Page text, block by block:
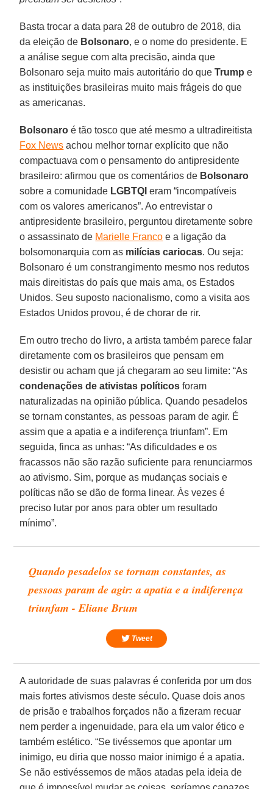
Basta trocar a data para 28 de outubro de 2018, dia
da eleição de Bolsonaro, e o nome do presidente. E
a análise segue com alta precisão, ainda que
Bolsonaro seja muito mais autoritário do queTrump e
as instituições brasileiras muito mais frágeis do que
as americanas.
Bolsonaro é tão tosco que até mesmo a ultradireitista
Fox News achou melhor tornar explícito que não
compactuava com o pensamento do antipresidente
brasileiro: afirmou que os comentários de Bolsonaro
sobre a comunidade LGBTQI eram “incompatíveis
com os valores americanos”. Ao entrevistar o
antipresidente brasileiro, perguntou diretamente sobre
o assassinato de Marielle Franco e a ligação da
bolsomonarquia com as milícias cariocas. Ou seja:
Bolsonaro é um constrangimento mesmo nos redutos
mais direitistas do país que mais ama, os Estados
Unidos. Seu suposto nacionalismo, como a visita aos
Estados Unidos provou, é de chorar de rir.
Em outro trecho do livro, a artista também parece falar
diretamente com os brasileiros que pensam em
desistir ou acham que já chegaram ao seu limite: “As
condenações de ativistas políticos foram
naturalizadas na opinião pública. Quando pesadelos
se tornam constantes, as pessoas param de agir. É
assim que a apatia e a indiferença triunfam”. Em
seguida, finca as unhas: “As dificuldades e os
fracassos não são razão suficiente para renunciarmos
ao ativismo. Sim, porque as mudanças sociais e
políticas não se dão de forma linear. Às vezes é
preciso lutar por anos para obter um resultado
mínimo”.
Quando pesadelos se tornam constantes, as
pessoas param de agir: a apatia e a indiferença
triunfam - Eliane Brum
Tweet
A autoridade de suas palavras é conferida por um dos
mais fortes ativismos deste século. Quase dois anos
de prisão e trabalhos forçados não a fizeram recuar
nem perder a ingenuidade, para ela um valor ético e
também estético. “Se tivéssemos que apontar um
inimigo, eu diria que nosso maior inimigo é a apatia.
Se não estivéssemos de mãos atadas pela ideia de